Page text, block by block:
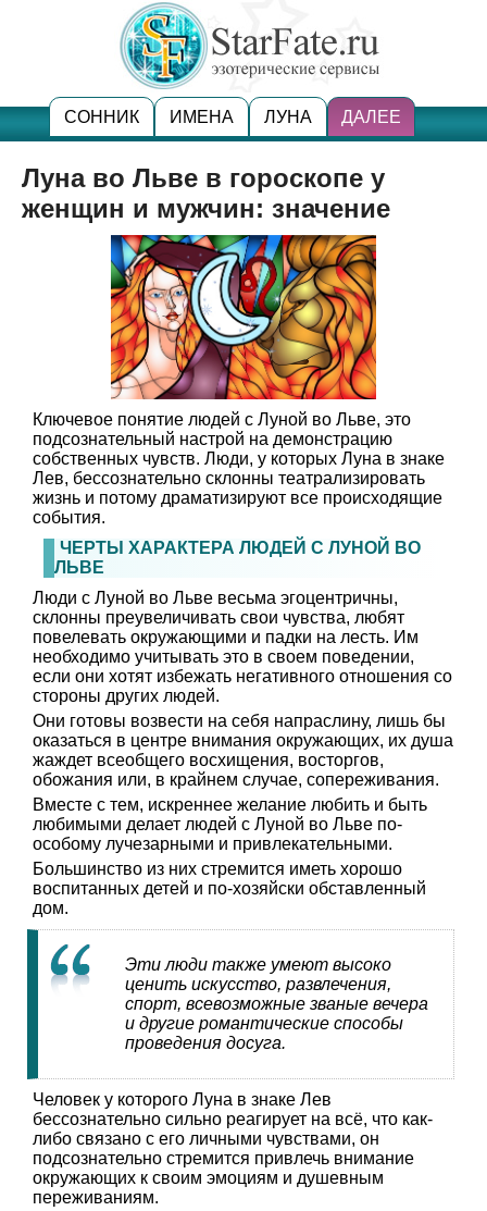
СОННИК ИМЕНА ЛУНА ДАЛЕЕ
Луна во Льве в гороскопе у
женщин и мужчин: значение
Ключевое понятие людей с Луной во Льве, это
подсознательный настрой на демонстрацию
собственных чувств. Люди, у которых Луна в знаке
Лев, бессознательно склонны театрализировать
жизнь и потому драматизируют все происходящие
события.
ЧЕРТЫ ХАРАКТЕРА ЛЮДЕЙ С ЛУНОЙ ВО
ЛЬВЕ
Люди с Луной во Льве весьма эгоцентричны,
склонны преувеличивать свои чувства, любят
повелевать окружающими и падки на лесть. Им
необходимо учитывать это в своем поведении,
если они хотят избежать негативного отношения со
стороны других людей.
Они готовы возвести на себя напраслину, лишь бы
оказаться в центре внимания окружающих, их душа
жаждет всеобщего восхищения, восторгов,
обожания или, в крайнем случае, сопереживания.
Вместе с тем, искреннее желание любить и быть
любимыми делает людей с Луной во Льве по-
особому лучезарными и привлекательными.
Большинство из них стремится иметь хорошо
воспитанных детей и по-хозяйски обставленный
дом.
Эти люди также умеют высоко
ценить искусство, развлечения,
спорт, всевозможные званые вечера
и другие романтические способы
проведения досуга.
Человек у которого Луна в знаке Лев
бессознательно сильно реагирует на всё, что как-
либо связано с его личными чувствами, он
подсознательно стремится привлечь внимание
окружающих к своим эмоциям и душевным
переживаниям.